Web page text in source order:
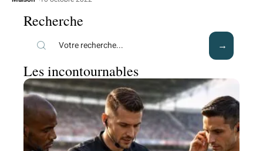
Recherche
Les incontournables